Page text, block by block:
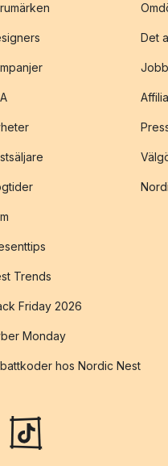
Trends
Friday 2026
Monday
hos Nordic Nest
Det